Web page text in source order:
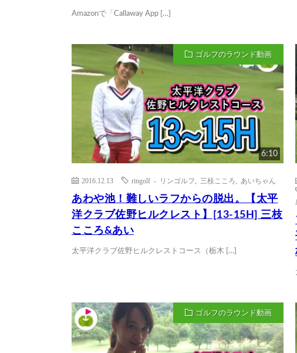
Amazonで「Callaway App […]
ゴルフのラウンド動画
6:10
2016.12.13 ringolf - リンゴルフ 三枝こころ あいちゃん
あわや池！難しいラフからの脱出。【太平
洋クラブ佐野ヒルクレスト】[13-15H] 三枝
こころ&あい
太平洋クラブ佐野ヒルクレストコース（栃木 […]
ゴルフのラウンド動画